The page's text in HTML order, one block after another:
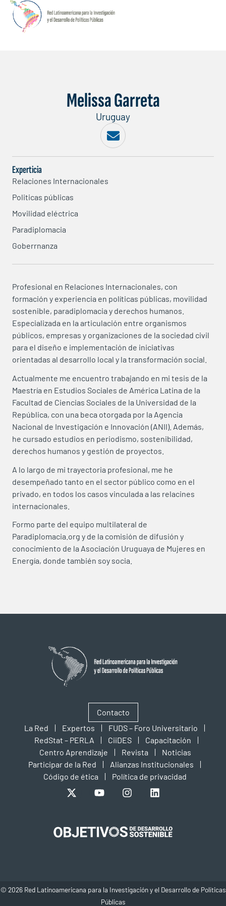
Melissa Garreta
Uruguay
Experticia
Relaciones Internacionales
Politicas públicas
Movilidad eléctrica
Paradiplomacia
Goberrnanza
Profesional en Relaciones Internacionales, con
formación y experiencia en políticas públicas, movilidad
sostenible, paradiplomacia y derechos humanos.
Especializada en la articulación entre organismos
públicos, empresas y organizaciones de la sociedad civil
para el diseño e implementación de iniciativas
orientadas al desarrollo local y la transformación social.
Actualmente me encuentro trabajando en mi tesis de la
Maestría en Estudios Sociales de América Latina de la
Facultad de Ciencias Sociales de la Universidad de la
República, con una beca otorgada por la Agencia
Nacional de Investigación e Innovación (ANII). Además,
he cursado estudios en periodismo, sostenibilidad,
derechos humanos y gestión de proyectos.
A lo largo de mi trayectoria profesional, me he
desempeñado tanto en el sector público como en el
privado, en todos los casos vinculada a las relacines
internacionales.
Formo parte del equipo multilateral de
Paradiplomacia.org y de la comisión de difusión y
conocimiento de la Asociación Uruguaya de Mujeres en
Energía, donde también soy socia.
Contacto
La Red
Expertos
FUDS – Foro Universitario
RedStat – PERLA
CiiDES
Capacitación
Centro Aprendizaje
Revista
Noticias
Participar de la Red
Alianzas Institucionales
Código de ética
Política de privacidad
© 2026 Red Latinoamericana para la Investigación y el Desarrollo de Políticas
Públicas